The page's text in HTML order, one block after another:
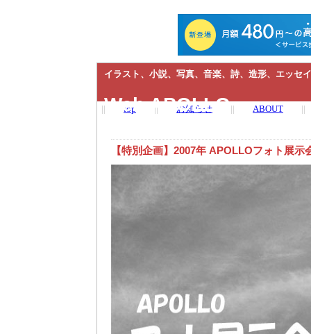
イラスト、小説、写真、音楽、詩、造形、エッ
Web APOLLO
|| top || お知らせ || ABOUT ||
【特別企画】2007年 APOLLOフォト展示